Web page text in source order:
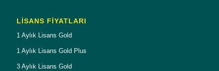
LISANS FIYATLARI
1 Aylık Lisans Gold
1 Aylık Lisans Gold Plus
3 Aylık Lisans Gold